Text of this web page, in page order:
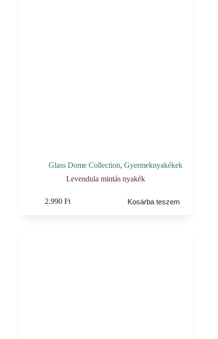
Glass Dome Collection, Gyermeknyakékek
Levendula mintás nyakék
2.990Ft Kosárba teszem